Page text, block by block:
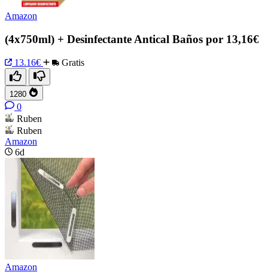
Amazon
(4x750ml) + Desinfectante Antical Baños por 13,16€
13.16€ Gratis
1280
0
Ruben
Ruben
Amazon
6d
Amazon